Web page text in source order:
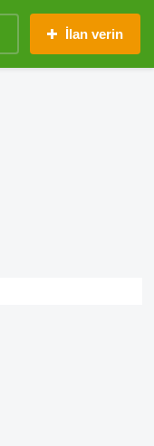
İlan verin